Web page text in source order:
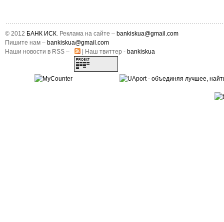
© 2012 БАНК ИСК. Реклама на сайте – bankiskua@gmail.com
Пишите нам – bankiskua@gmail.com
Наши новости в RSS –
| Наш твиттер - bankiskua